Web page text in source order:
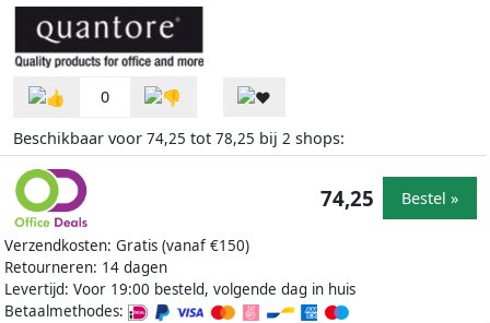
0
Beschikbaar voor 74,25 tot 78,25 bij 2 shops:
Verzendkosten: Gratis (vanaf €150)
Retourneren: 14 dagen
Levertijd: Voor 19:00 besteld, volgende dag in huis
Betaalmethodes:
74,25 Bestel »